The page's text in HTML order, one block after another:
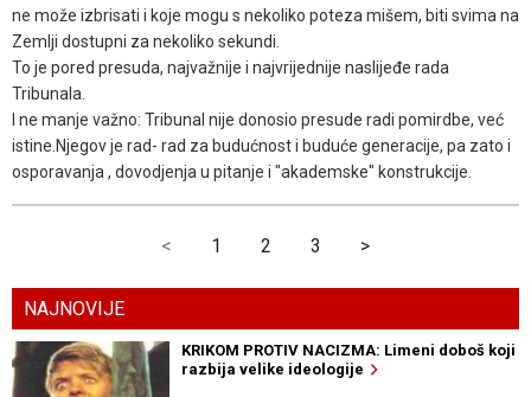
ne može izbrisati i koje mogu s nekoliko poteza mišem, biti svima na
Zemlji dostupni za nekoliko sekundi.
To je pored presuda, najvažnije i najvrijednije naslijeđe rada
Tribunala.
I ne manje važno: Tribunal nije donosio presude radi pomirdbe, već
istine.Njegov je rad- rad za budućnost i buduće generacije, pa zato i
osporavanja , dovodjenja u pitanje i "akademske" konstrukcije.
< 1 2 3 >
NAJNOVIJE
KRIKOM PROTIV NACIZMA: Limeni doboš koji
razbija velike ideologije